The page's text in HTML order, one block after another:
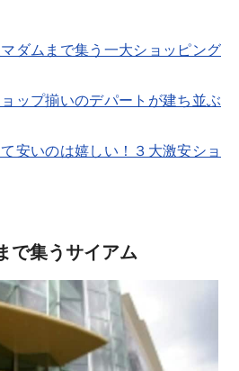
ダムまで集う一大ショッピング
ップ揃いのデパートが建ち並ぶ
安いのは嬉しい！３大激安ショ
で集うサイアム